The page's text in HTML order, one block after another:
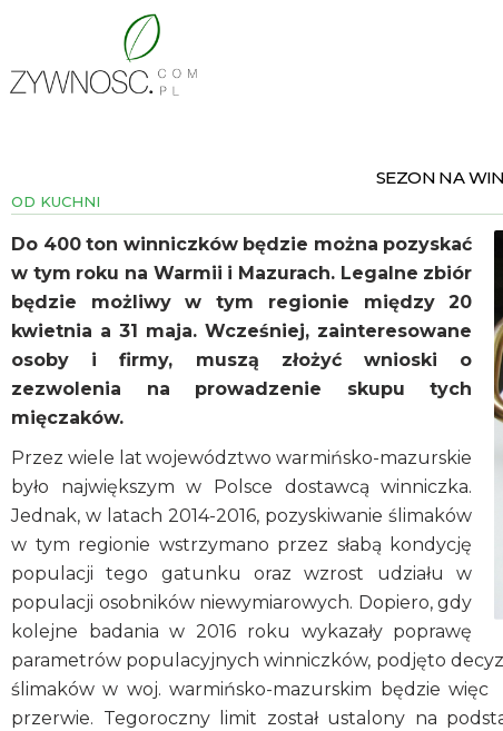
SEZON NA
OD KUCHNI
Do 400 ton winniczków będzie można pozyskać
w tym roku na Warmii i Mazurach. Legalne zbiór
będzie możliwy w tym regionie między 20
kwietnia a 31 maja. Wcześniej, zainteresowane
osoby i firmy, muszą złożyć wnioski o
zezwolenia na prowadzenie skupu tych
mięczaków.
Przez wiele lat województwo warmińsko-mazurskie
było największym w Polsce dostawcą winniczka.
Jednak, w latach 2014-2016, pozyskiwanie ślimaków
w tym regionie wstrzymano przez słabą kondycję
populacji tego gatunku oraz wzrost udziału w
populacji osobników niewymiarowych. Dopiero, gdy
kolejne badania w 2016 roku wykazały poprawę
parametrów populacyjnych winniczków, podjęto
ślimaków w woj. warmińsko-mazurskim będzie
przerwie. Tegoroczny limit został ustalony na